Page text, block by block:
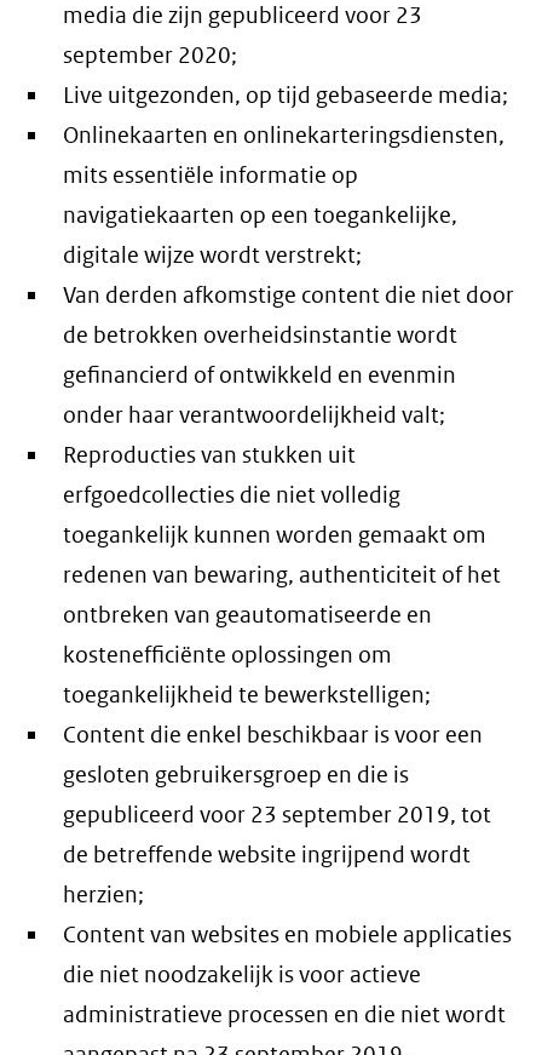
media die zijn gepubliceerd voor 23
september 2020;
Live uitgezonden, op tijd gebaseerde media;
Onlinekaarten en onlinekarteringsdiensten,
mits essentiële informatie op
navigatiekaarten op een toegankelijke,
digitale wijze wordt verstrekt;
Van derden afkomstige content die niet door
de betrokken overheidsinstantie wordt
gefinancierd of ontwikkeld en evenmin
onder haar verantwoordelijkheid valt;
Reproducties van stukken uit
erfgoedcollecties die niet volledig
toegankelijk kunnen worden gemaakt om
redenen van bewaring, authenticiteit of het
ontbreken van geautomatiseerde en
kostenefficiënte oplossingen om
toegankelijkheid te bewerkstelligen;
Content die enkel beschikbaar is voor een
gesloten gebruikersgroep en die is
gepubliceerd voor 23 september 2019, tot
de betreffende website ingrijpend wordt
herzien;
Content van websites en mobiele applicaties
die niet noodzakelijk is voor actieve
administratieve processen en die niet wordt